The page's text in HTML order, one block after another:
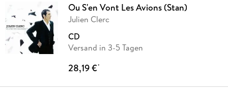
Ou S'en Vont Les Avions (Stan)
Julien Clerc
CD
Versand in 3-5 Tagen
28,19 €*